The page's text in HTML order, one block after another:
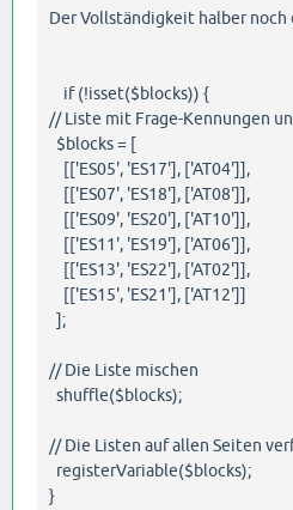
Der Vollständigkeit halber noch
if (!isset($blocks)) {
// Liste mit Frage-Kennungen
$blocks = [
[['ES05', 'ES17'], ['AT04']],
[['ES07', 'ES18'], ['AT08']],
[['ES09', 'ES20'], ['AT10']],
[['ES11', 'ES19'], ['AT06']],
[['ES13', 'ES22'], ['AT02']],
[['ES15', 'ES21'], ['AT12']]
];
// Die Liste mischen
shuffle($blocks);
// Die Listen auf allen Seiten
registerVariable($blocks);
}